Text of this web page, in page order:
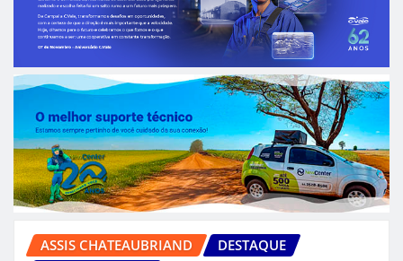
ASSIS CHATEAUBRIAND
DESTAQUE